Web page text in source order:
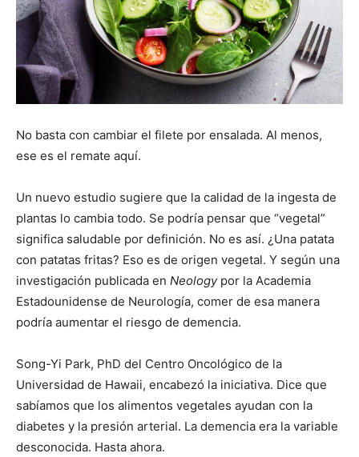
No basta con cambiar el filete por ensalada. Al menos,
ese es el remate aquí.
Un nuevo estudio sugiere que la calidad de la ingesta de
plantas lo cambia todo. Se podría pensar que “vegetal”
significa saludable por definición. No es así. ¿Una patata
con patatas fritas? Eso es de origen vegetal. Y según una
investigación publicada en Neologypor la Academia
Estadounidense de Neurología, comer de esa manera
podría aumentar el riesgo de demencia.
Song-Yi Park, PhD del Centro Oncológico de la
Universidad de Hawaii, encabezó la iniciativa. Dice que
sabíamos que los alimentos vegetales ayudan con la
diabetes y la presión arterial. La demencia era la variable
desconocida. Hasta ahora.